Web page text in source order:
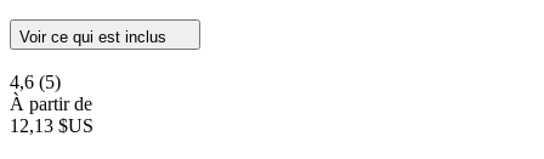
Voir ce qui est inclus
4,6 (5)
À partir de
12,13 $US